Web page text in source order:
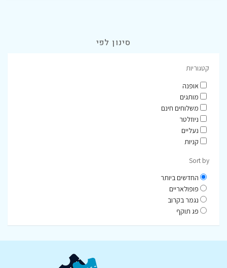
סינון לפי
קטגוריות
אופנה
מותגים
משלוחים חינם
ניוזלטר
נעליים
קניות
Sort by
החדשים ביותר
פופולאריים
נגמר בקרוב
פג תוקף